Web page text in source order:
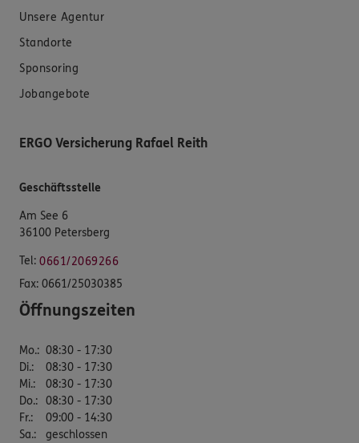
Unsere Agentur
Standorte
Sponsoring
Jobangebote
ERGO Versicherung Rafael Reith
Geschäftsstelle
Am See 6
36100 Petersberg
Tel: 0661/2069266
Fax: 0661/25030385
Öffnungszeiten
Mo.: 08:30 - 17:30
Di.:
08:30 - 17:30
Mi.:
08:30 - 17:30
Do.: 08:30 - 17:30
Fr.:
09:00 - 14:30
Sa.: geschlossen